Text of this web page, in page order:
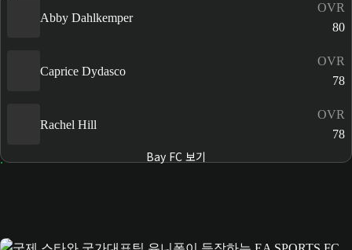
Abby Dahlkemper
OVR
80
Caprice Dydasco
OVR
78
Rachel Hill
OVR
78
Bay FC 보기